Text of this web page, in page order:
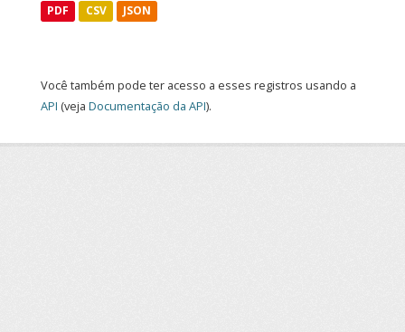
PDF CSV JSON
Você também pode ter acesso a esses registros usando a
API (veja Documentação da API).